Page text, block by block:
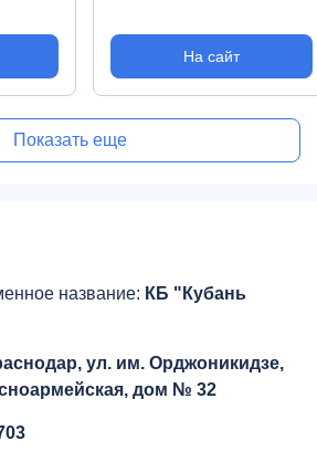
На сайт
Показать еще
название: КБ "Кубань
ул. им. Орджоникидзе,
дом № 32